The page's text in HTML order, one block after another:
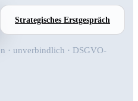
Strategisches Erstgespräch
· unverbindlich · DSGVO-